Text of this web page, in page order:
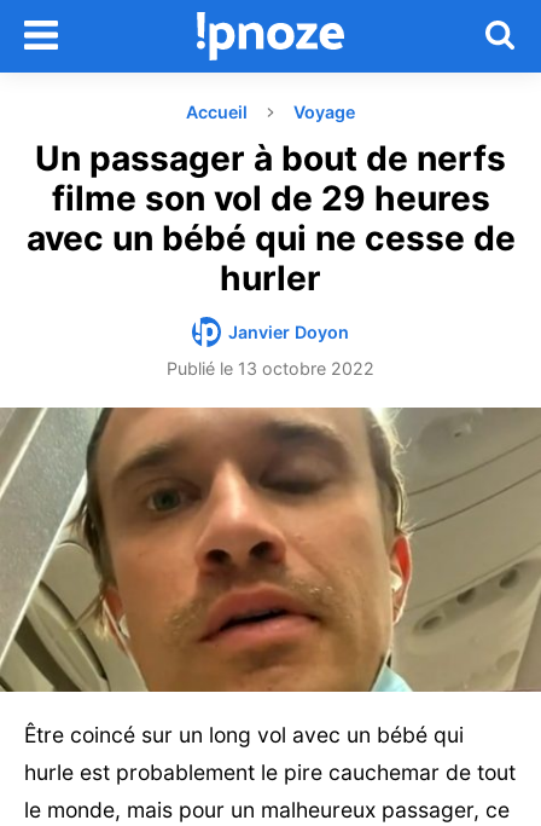
Accueil Voyage
Un passager à bout de nerfs
filme son vol de 29 heures
avec un bébé qui ne cesse de
hurler
Janvier Doyon
Publié le 13 octobre 2022
Être coincé sur un long vol avec un bébé qui
hurle est probablement le pire cauchemar de tout
le monde, mais pour un malheureux passager, ce